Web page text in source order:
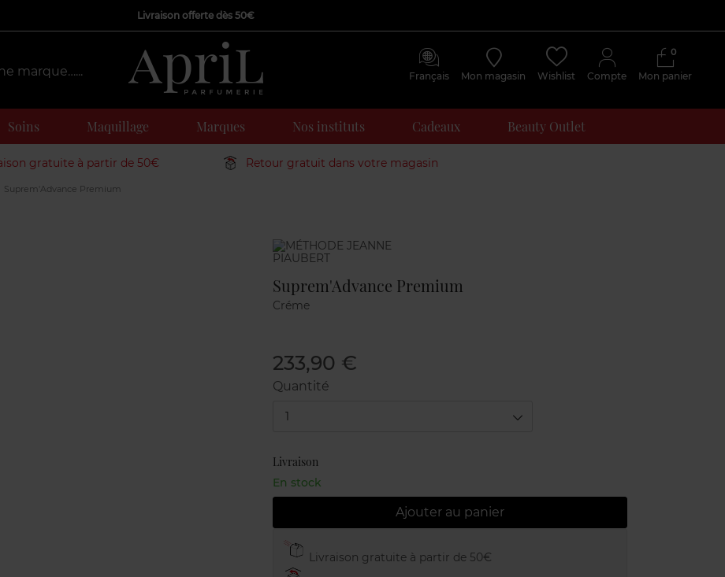
Livraison offerte dès 50€
Français Mon magasin Wishlist Compte Mon panier
0
Soins Maquillage Marques Nos instituts Cadeaux Beauty Outlet
gratuite à partir de 50€ Retour gratuit dans votre magasin
Suprem'Advance Premium
Marque
Suprem'Advance Premium
Créme
233,90 €
Quantité
1
Livraison
En stock
Ajouter au panier
Livraison gratuite à partir de 50€